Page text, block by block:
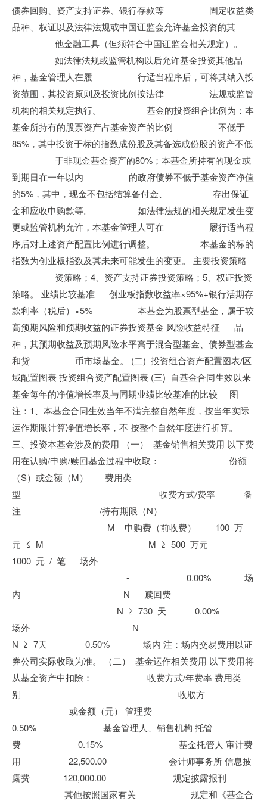
债券回购、资产支持证券、银行存款等 固定收益类
品种、权证以及法律法规或中国证监会允许基金投资的其
他金融工具（但须符合中国证监会相关规定）。
如法律法规或监管机构以后允许基金投资其他品
种，基金管理人在履 行适当程序后，可将其纳入投
资范围，其投资原则及投资比例按法律 法规或监管
机构的相关规定执行。 基金的投资组合比例为：本
基金所持有的股票资产占基金资产的比例 不低于
85%，其中投资于标的指数成份股及其备选成份股的资产不低
于非现金基金资产的80%；本基金所持有的现金或
到期日在一年以内 的政府债券不低于基金资产净值
的5%，其中，现金不包括结算备付金、 存出保证
金和应收申购款等。 如法律法规的相关规定发生变
更或监管机构允许，本基金管理人可在 履行适当程
序后对上述资产配置比例进行调整。 本基金的标的
指数为创业板指数及其未来可能发生的变更。 主要投资策略
资策略；4、资产支持证券投资策略；5、权证投资
策略。 业绩比较基准 创业板指数收益率×95%+银行活期存
款利率（税后）×5% 本基金为股票型基金，属于较
高预期风险和预期收益的证券投资基金 风险收益特征 品
种，其预期收益及预期风险水平高于混合型基金、债券型基金
和货 币市场基金。 (二) 投资组合资产配置图表/区
域配置图表 投资组合资产配置图表 (三) 自基金合同生效以来
基金每年的净值增长率及与同期业绩比较基准的比较 图
注：1、本基金合同生效当年不满完整自然年度，按当年实际
运作期限计算净值增长率，不 按整个自然年度进行折算。
三、投资本基金涉及的费用 （一） 基金销售相关费用 以下费
用在认购/申购/赎回基金过程中收取： 份额
（S）或金额（M） 费用类
型 收费方式/费率 备
注 /持有期限（N）
M 申购费（前收费） 100 万
元 ≤ M M ≥ 500 万元
1000 元 / 笔 场外
- 0.00% 场
内 N 赎回费
N ≥ 730 天 0.00%
场外 N
N ≥ 7天 0.50% 场内 注：场内交易费用以证
券公司实际收取为准。 （二） 基金运作相关费用 以下费用将
从基金资产中扣除： 收费方式/年费率 费用类
别 收取方
或金额（元） 管理费
0.50% 基金管理人、销售机构 托管
费 0.15% 基金托管人 审计费
用 22,500.00 会计师事务所 信息披
露费 120,000.00 规定披露报刊
其他按照国家有关 规定和《基金合